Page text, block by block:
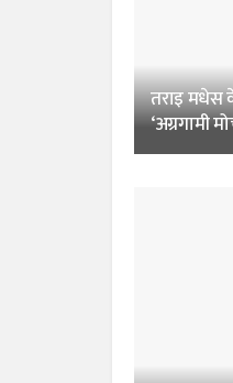
तराइ मधेस
‘अग्रगामी